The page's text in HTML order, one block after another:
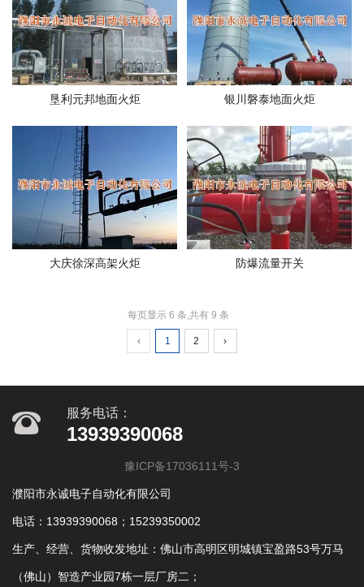
垦利元邦地面火炬 银川磐泰地面火炬
大庆徐深高架火炬 防爆流量开关
每页显示 6 条,共有 9 条
‹ 1 2 ›
服务电话：
13939390068
豫ICP备17036111号-3
濮阳市永诚电子自动化有限公司
电话：13939390068；15239350002
生产、经营、货物收发地址：佛山市高明区明城镇宝盈路53号万马
（佛山）智造产业园7栋一层厂房二；